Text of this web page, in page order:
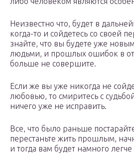
Неизвестно что, будет в
когда-то и сойдетесь со своей
знайте, что вы будете уже
людьми, и прошлых ошибок в
больше не совершите.
Если же вы уже никогда не
любовью, то смиритесь с
ничего уже не исправить.
Все, что было раньше
перестаньте жить прошлым,
и тогда вам будет намного